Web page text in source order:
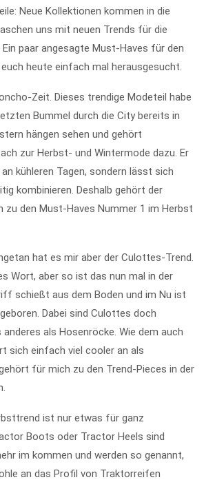
Neue Kollektionen kommen in die
uns mit neuen Trends für die
paar angesagte Must-Haves für den
heute einfach mal herausgesucht.
Zeit. Dieses trendige Modeteil habe
Bummel durch die City bereits in
hängen sehen und gehört
zur Herbst- und Wintermode dazu. Er
kühleren Tagen, sondern lässt sich
kombinieren. Deshalb gehört der
zu den Must-Haves Nummer 1 im Herbst
hat es mir aber der Culottes-Trend.
Wort, aber so ist das nun mal in der
schießt aus dem Boden und im Nu ist
Dabei sind Culottes doch
als Hosenröcke. Wie dem auch
sich einfach viel cooler an als
für mich zu den Trend-Pieces in der
ist nur etwas für ganz
Boots oder Tractor Heels sind
im kommen und werden so genannt,
an das Profil von Traktorreifen